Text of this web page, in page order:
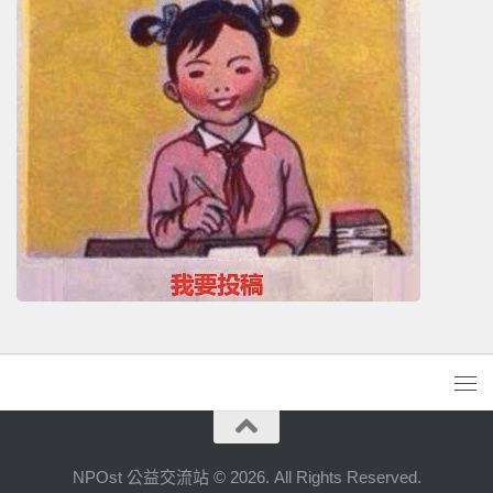
NPOst 公益交流站 © 2026. All Rights Reserved.